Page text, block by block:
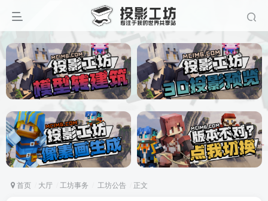
首页 大厅 工坊事务 工坊公告 正文